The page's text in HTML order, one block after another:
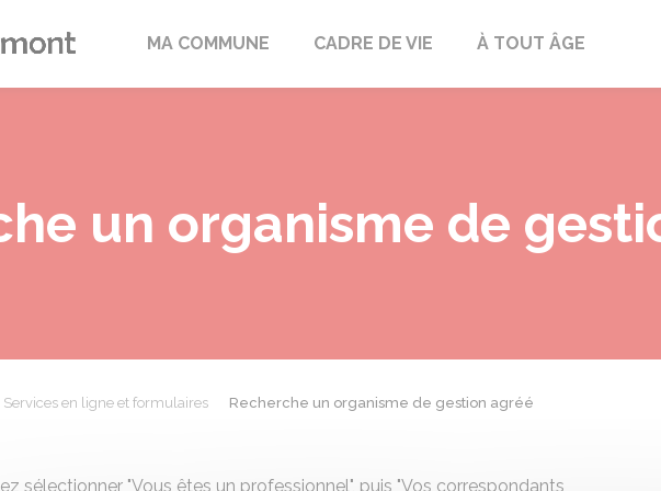
Grangermont
MA COMMUNE CADRE DE VIE À TOUT ÂGE
un organisme de
Services en ligne et formulaires Recherche un organisme de gestion agréé
sélectionner "Vous êtes un professionnel", puis "Vos correspondants